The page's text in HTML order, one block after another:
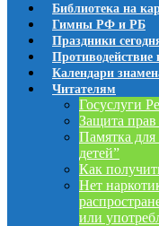
Библиотека на
Гимны РФ и РБ
Праздники
Противодействие
Календари
Читателям
Госуслуги
Защита прав
Памятка для
детей”
Как
Нет
или